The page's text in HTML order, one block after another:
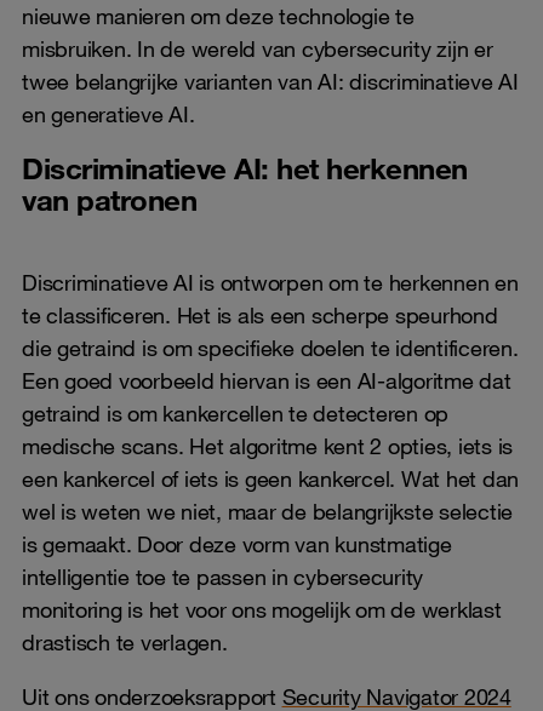
nieuwe manieren om deze technologie te
misbruiken. In de wereld van cybersecurity zijn er
twee belangrijke varianten van AI: discriminatieve AI
en generatieve AI.
Discriminatieve AI: het herkennen
van patronen
Discriminatieve AI is ontworpen om te herkennen en
te classificeren. Het is als een scherpe speurhond
die getraind is om specifieke doelen te identificeren.
Een goed voorbeeld hiervan is een AI-algoritme dat
getraind is om kankercellen te detecteren op
medische scans. Het algoritme kent 2 opties, iets is
een kankercel of iets is geen kankercel. Wat het dan
wel is weten we niet, maar de belangrijkste selectie
is gemaakt. Door deze vorm van kunstmatige
intelligentie toe te passen in cybersecurity
monitoring is het voor ons mogelijk om de werklast
drastisch te verlagen.
Uit ons onderzoeksrapport Security Navigator 2024